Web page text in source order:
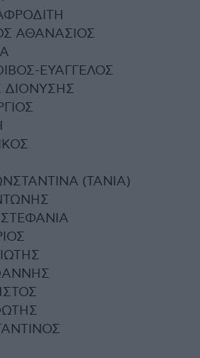
ΑΘΑΝΑΣΙΟΣ
ΕΥΑΓΓΕΛΟΣ
ΔΙΟΝΥΣΗΣ
(ΤΑΝΙΑ)